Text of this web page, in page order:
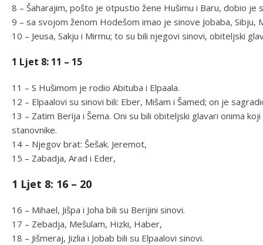
8 – Šaharajim, pošto je otpustio žene Hušimu i Baru, dobio je
9 – sa svojom ženom Hodešom imao je sinove Jobaba, Sibju,
10 – Jeusa, Sakju i Mirmu; to su bili njegovi sinovi, obiteljski
1 Ljet 8: 11 – 15
11 – S Hušimom je rodio Abituba i Elpaala.
12 – Elpaalovi su sinovi bili: Eber, Mišam i Šamed; on je
13 – Zatim Berija i Šema. Oni su bili obiteljski glavari onima
stanovnike.
14 – Njegov brat: Šešak. Jeremot,
15 – Zabadja, Arad i Eder,
1 Ljet 8: 16 – 20
16 – Mihael, Jišpa i Joha bili su Berijini sinovi.
17 – Zebadja, Mešulam, Hizki, Haber,
18 – Jišmeraj, Jizlia i Jobab bili su Elpaalovi sinovi.